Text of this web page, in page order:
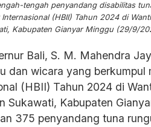
tengah penyandang disabilitas
(HBII) Tahun 2024 di
Kabupaten Gianyar Minggu (29/9/
Bali, S. M. Mahendra
dan wicara yang berkumpul
(HBII) Tahun 2024 di
Sukawati, Kabupaten
375 penyandang tuna